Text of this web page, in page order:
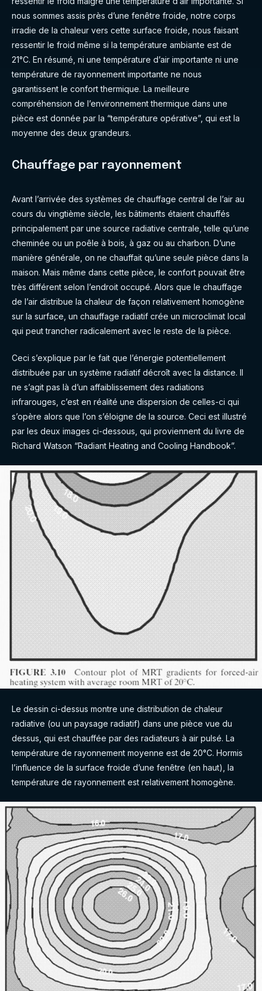
nous sommes assis près d’une fenêtre froide, notre corps
irradie de la chaleur vers cette surface froide, nous faisant
ressentir le froid même si la température ambiante est de
21°C. En résumé, ni une température d’air importante ni une
température de rayonnement importante ne nous
garantissent le confort thermique. La meilleure
compréhension de l’environnement thermique dans une
pièce est donnée par la “température opérative”, qui est la
moyenne des deux grandeurs.
Chauffage par rayonnement
Avant l’arrivée des systèmes de chauffage central de l’air au
cours du vingtième siècle, les bâtiments étaient chauffés
principalement par une source radiative centrale, telle qu’une
cheminée ou un poêle à bois, à gaz ou au charbon. D’une
manière générale, on ne chauffait qu’une seule pièce dans la
maison. Mais même dans cette pièce, le confort pouvait être
très différent selon l’endroit occupé. Alors que le chauffage
de l’air distribue la chaleur de façon relativement homogène
sur la surface, un chauffage radiatif crée un microclimat local
qui peut trancher radicalement avec le reste de la pièce.
Ceci s’explique par le fait que l’énergie potentiellement
distribuée par un système radiatif décroît avec la distance. Il
ne s’agit pas là d’un affaiblissement des radiations
infrarouges, c’est en réalité une dispersion de celles-ci qui
s’opère alors que l’on s’éloigne de la source. Ceci est illustré
par les deux images ci-dessous, qui proviennent du livre de
Richard Watson “Radiant Heating and Cooling Handbook”.
Le dessin ci-dessus montre une distribution de chaleur
radiative (ou un paysage radiatif) dans une pièce vue du
dessus, qui est chauffée par des radiateurs à air pulsé. La
température de rayonnement moyenne est de 20°C. Hormis
l’influence de la surface froide d’une fenêtre (en haut), la
température de rayonnement est relativement homogène.